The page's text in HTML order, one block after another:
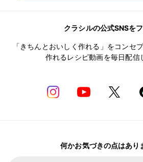
クラシルの公式SNSを
「きちんとおいしく作れる」をコンセ
作れるレシピ動画を毎日配信
何かお気づきの点はあり